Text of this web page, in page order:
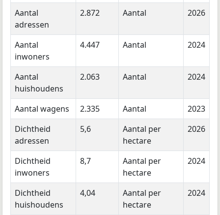
Aantal
adressen
2.872 Aantal 2026
Aantal
inwoners
4.447 Aantal 2024
Aantal
huishoudens
2.063 Aantal 2024
Aantal wagens 2.335 Aantal
2023
Dichtheid
adressen
5,6
Aantal per
hectare
2026
Dichtheid
inwoners
8,7
Aantal per
hectare
2024
Dichtheid
huishoudens
4,04
Aantal per
hectare
2024